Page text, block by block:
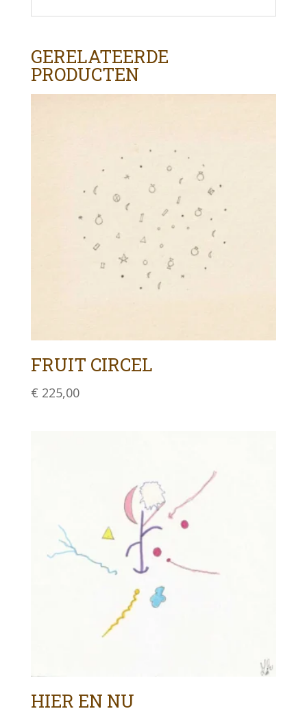
GERELATEERDE
PRODUCTEN
FRUIT CIRCEL
€ 225,00
HIER EN NU